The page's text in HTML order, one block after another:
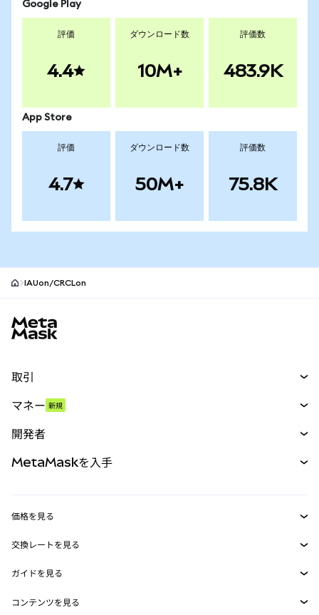
Google Play
評価
4.4
ダウンロード数
10M+
評価数
483.9K
App Store
評価
4.7
ダウンロード数
50M+
評価数
75.8K
IAUon/CRCLon
取引
パーペチュアル
RWA
マネー 新規
開発者
MetaMask Connect
Snaps
Web3サービス
MetaMaskを入手
セキュリティ
サポート
価格を見る
イーサリアムの価格
Solanaの価格
交換レートを見る
ETH→USD
USDT→INR
ガイドを見る
ETHの購入
コンテンツを見る